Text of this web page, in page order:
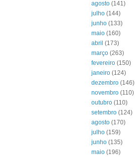
agosto (141)
julho (144)
junho (133)
maio (160)
abril (173)
março (263)
fevereiro (150)
janeiro (124)
dezembro (146)
novembro (110)
outubro (110)
setembro (124)
agosto (170)
julho (159)
junho (135)
maio (196)